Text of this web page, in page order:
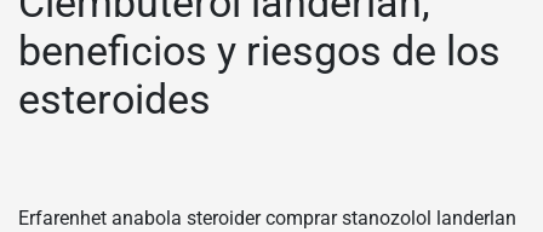
beneficios y riesgos de los
esteroides
Erfarenhet anabola steroider comprar stanozolol landerlan